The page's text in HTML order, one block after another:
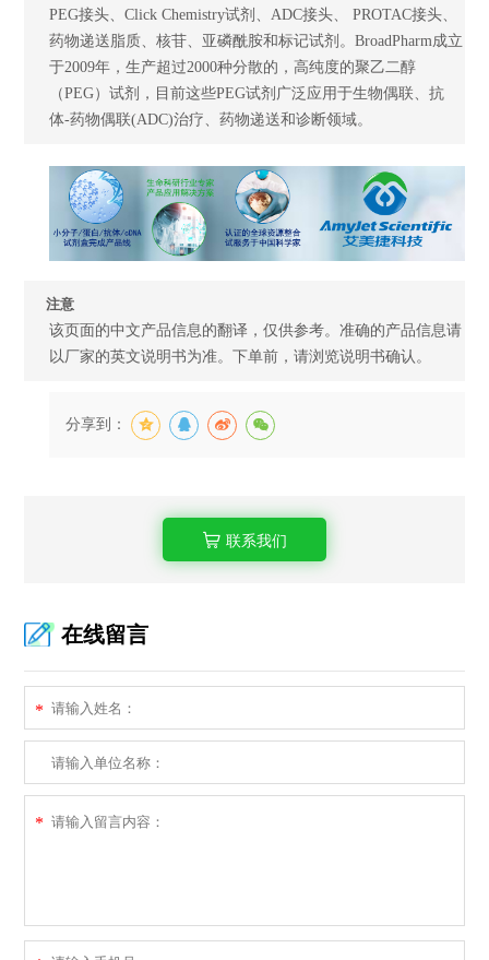
PEG接头、Click Chemistry试剂、ADC接头、 PROTAC接头、
药物递送脂质、核苷、亚磷酰胺和标记试剂。BroadPharm成立
于2009年，生产超过2000种分散的，高纯度的聚乙二醇
（PEG）试剂，目前这些PEG试剂广泛应用于生物偶联、抗
体-药物偶联(ADC)治疗、药物递送和诊断领域。
注意
该页面的中文产品信息的翻译，仅供参考。准确的产品信息请
以厂家的英文说明书为准。下单前，请浏览说明书确认。
分享到：
联系我们
在线留言
*
*